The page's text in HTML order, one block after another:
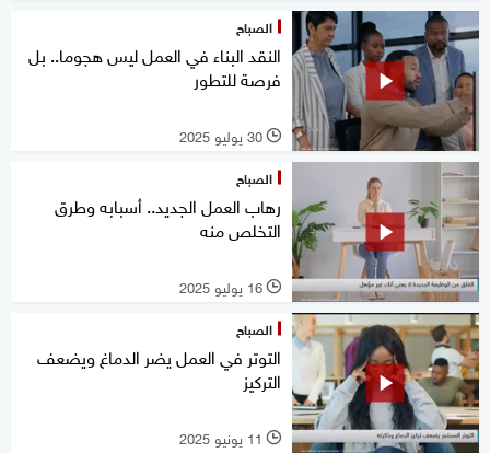
الصباح
النقد البناء في العمل ليس هجوما.. بل
فرصة للتطور
l 30 يوليو 2025
الصباح
رهاب العمل الجديد.. أسبابه وطرق
التخلص منه
l 16 يوليو 2025
الصباح
التوتر في العمل يضر الدماغ ويضعف
التركيز
l 11 يونيو 2025